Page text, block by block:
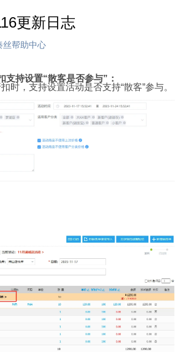
更新日志
丝帮助中心
支持设置“散客是否参与”：
时，支持设置活动是否支持“散客”参与。